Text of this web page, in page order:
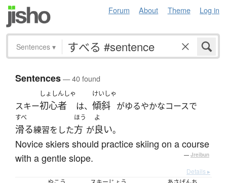
Forum About Theme Log in
Sentences ▾
Sentences— 40 found
スキー
しょしんしゃ
初心者 は、
けいしゃ
傾斜 がゆるやかなコースで
すべ
滑る練習をした
ほう
方 が
よ
良い。
Novice skiers should practice skiing on a course
with a gentle slope.
— Jreibun
Details ▸